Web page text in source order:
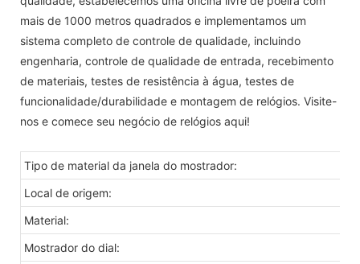
mais de 1000 metros quadrados e implementamos um
sistema completo de controle de qualidade, incluindo
engenharia, controle de qualidade de entrada, recebimento
de materiais, testes de resistência à água, testes de
funcionalidade/durabilidade e montagem de relógios. Visite-
nos e comece seu negócio de relógios aqui!
Tipo de material da janela do mostrador:
Local de origem:
Material:
Mostrador do dial: